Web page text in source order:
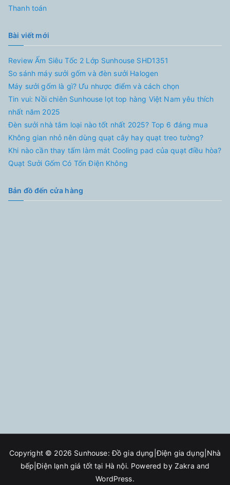
Thanh toán
Bài viết mới
Review Ấm Siêu Tốc 2 Lớp Sunhouse SHD1351
So sánh máy sưởi gốm và đèn sưởi Halogen
Máy sưởi gốm là gì? Ưu nhược điểm và cách chọn
Tin vui: Nồi chiên Sunhouse lọt top hàng Việt Nam yêu thích
nhất năm 2025
Đèn sưởi nhà tắm loại nào tốt nhất 2025? Top 6 đáng mua
Không gian nhỏ nên dùng quạt cây hay quạt treo tường?
Khi nào cần thay tấm làm mát Cooling pad của quạt điều hòa?
Quạt Sưởi Gốm Có Tốn Điện Không
Bản đồ đến cửa hàng
Copyright © 2026 Sunhouse: Đồ gia dụng|Điện gia dụng|Nhà
bếp|Điện lạnh giá tốt tại Hà nội. Powered by Zakra and
WordPress.